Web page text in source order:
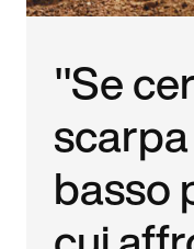
"Se
basso